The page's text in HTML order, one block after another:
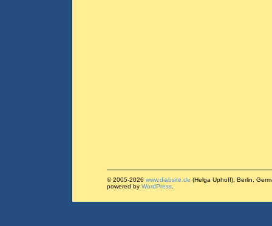
© 2005-2026 www.diabsite.de (Helga Uphoff), Berlin,
powered by WordPress.